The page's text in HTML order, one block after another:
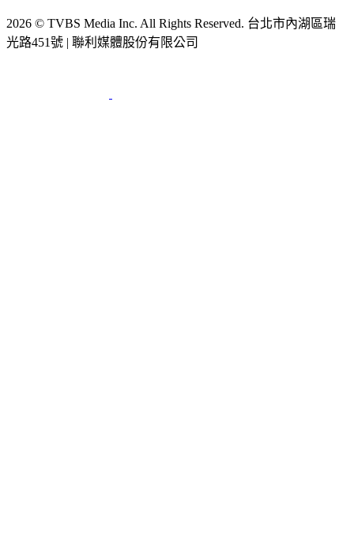
2026 © TVBS Media Inc. All Rights Reserved. 台北市內湖區瑞
光路451號 | 聯利媒體股份有限公司